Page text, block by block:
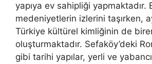
yapıya ev sahipliği yapmaktadır.
medeniyetlerin izlerini taşırken,
Türkiye kültürel kimliğinin de birer
oluşturmaktadır. Sefaköy’deki
gibi tarihi yapılar, yerli ve